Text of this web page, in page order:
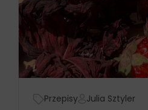
Przepisy Julia Sztyler